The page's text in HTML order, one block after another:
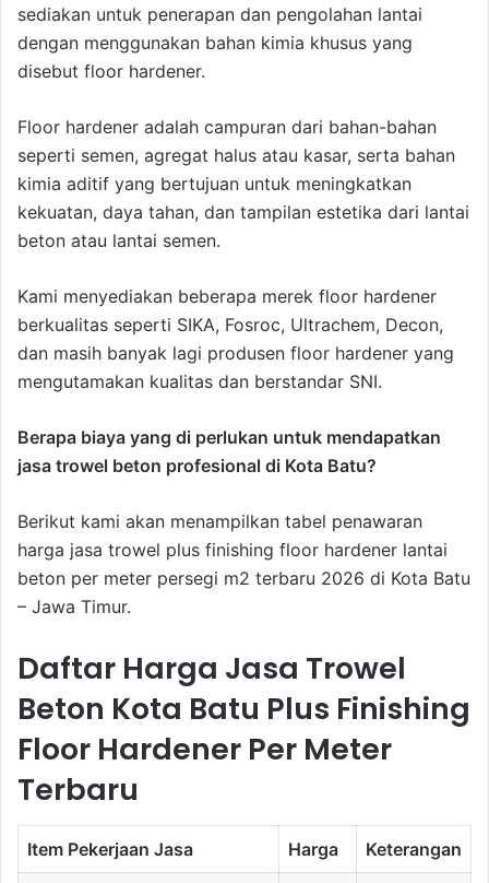
sediakan untuk penerapan dan pengolahan lantai
dengan menggunakan bahan kimia khusus yang
disebut floor hardener.
Floor hardener adalah campuran dari bahan-bahan
seperti semen, agregat halus atau kasar, serta bahan
kimia aditif yang bertujuan untuk meningkatkan
kekuatan, daya tahan, dan tampilan estetika dari lantai
beton atau lantai semen.
Kami menyediakan beberapa merek floor hardener
berkualitas seperti SIKA, Fosroc, Ultrachem, Decon,
dan masih banyak lagi produsen floor hardener yang
mengutamakan kualitas dan berstandar SNI.
Berapa biaya yang di perlukan untuk mendapatkan
jasa trowel beton profesional di Kota Batu?
Berikut kami akan menampilkan tabel penawaran
harga jasa trowel plus finishing floor hardener lantai
beton per meter persegi m2 terbaru 2026 di Kota Batu
– Jawa Timur.
Daftar Harga Jasa Trowel
Beton Kota Batu Plus Finishing
Floor Hardener Per Meter
Terbaru
Item Pekerjaan Jasa Harga Keterangan